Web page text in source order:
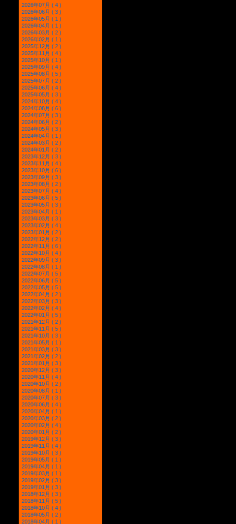
2026年07月 ( 4 )
2026年06月 ( 3 )
2026年05月 ( 1 )
2026年04月 ( 1 )
2026年03月 ( 2 )
2026年02月 ( 1 )
2025年12月 ( 2 )
2025年11月 ( 4 )
2025年10月 ( 1 )
2025年09月 ( 4 )
2025年08月 ( 5 )
2025年07月 ( 2 )
2025年06月 ( 4 )
2025年05月 ( 3 )
2024年10月 ( 4 )
2024年08月 ( 6 )
2024年07月 ( 3 )
2024年06月 ( 2 )
2024年05月 ( 3 )
2024年04月 ( 1 )
2024年03月 ( 2 )
2024年01月 ( 2 )
2023年12月 ( 3 )
2023年11月 ( 4 )
2023年10月 ( 6 )
2023年09月 ( 3 )
2023年08月 ( 2 )
2023年07月 ( 4 )
2023年06月 ( 5 )
2023年05月 ( 3 )
2023年04月 ( 1 )
2023年03月 ( 3 )
2023年02月 ( 4 )
2023年01月 ( 2 )
2022年12月 ( 2 )
2022年11月 ( 6 )
2022年10月 ( 4 )
2022年09月 ( 3 )
2022年08月 ( 1 )
2022年07月 ( 5 )
2022年06月 ( 5 )
2022年05月 ( 5 )
2022年04月 ( 2 )
2022年03月 ( 3 )
2022年02月 ( 4 )
2022年01月 ( 5 )
2021年12月 ( 2 )
2021年11月 ( 5 )
2021年10月 ( 3 )
2021年05月 ( 1 )
2021年03月 ( 3 )
2021年02月 ( 2 )
2021年01月 ( 3 )
2020年12月 ( 3 )
2020年11月 ( 4 )
2020年10月 ( 2 )
2020年08月 ( 1 )
2020年07月 ( 3 )
2020年06月 ( 4 )
2020年04月 ( 1 )
2020年03月 ( 2 )
2020年02月 ( 4 )
2020年01月 ( 2 )
2019年12月 ( 3 )
2019年11月 ( 4 )
2019年10月 ( 3 )
2019年05月 ( 1 )
2019年04月 ( 1 )
2019年03月 ( 1 )
2019年02月 ( 3 )
2019年01月 ( 3 )
2018年12月 ( 3 )
2018年11月 ( 5 )
2018年10月 ( 4 )
2018年05月 ( 2 )
2018年04月 ( 1 )